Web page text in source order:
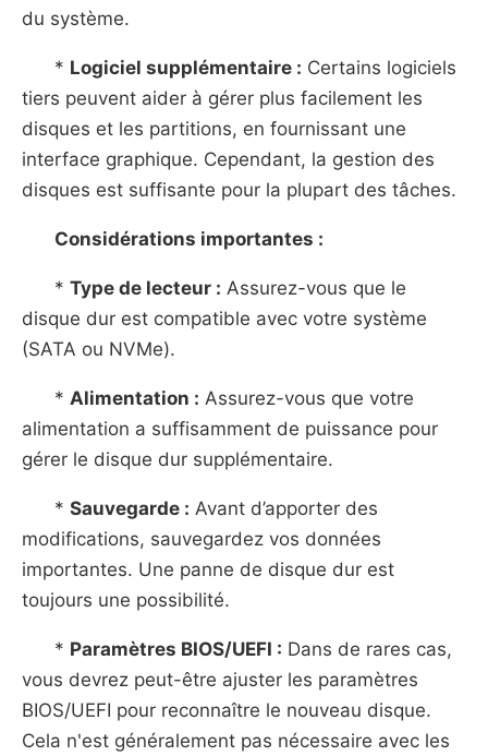
du système.
* Logiciel supplémentaire : Certains logiciels
tiers peuvent aider à gérer plus facilement les
disques et les partitions, en fournissant une
interface graphique. Cependant, la gestion des
disques est suffisante pour la plupart des tâches.
Considérations importantes :
* Type de lecteur : Assurez-vous que le
disque dur est compatible avec votre système
(SATA ou NVMe).
* Alimentation : Assurez-vous que votre
alimentation a suffisamment de puissance pour
gérer le disque dur supplémentaire.
* Sauvegarde : Avant d’apporter des
modifications, sauvegardez vos données
importantes. Une panne de disque dur est
toujours une possibilité.
* Paramètres BIOS/UEFI : Dans de rares cas,
vous devrez peut-être ajuster les paramètres
BIOS/UEFI pour reconnaître le nouveau disque.
Cela n'est généralement pas nécessaire avec les